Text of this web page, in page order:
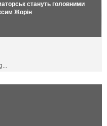
стануть головними
Жорін